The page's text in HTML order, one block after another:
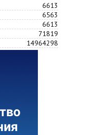
6613
6563
6613
71819
14964298